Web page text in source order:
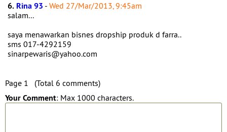
6. Rina 93 - Wed 27/Mar/2013, 9:45am
salam...
saya menawarkan bisnes dropship produk d farra..
sms 017-4292159
sinarpewaris@yahoo.com
Page 1 (Total 6 comments)
Your Comment: Max 1000 characters.